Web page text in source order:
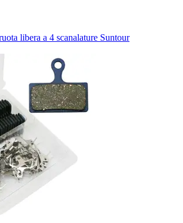
libera a 4 scanalature Suntour